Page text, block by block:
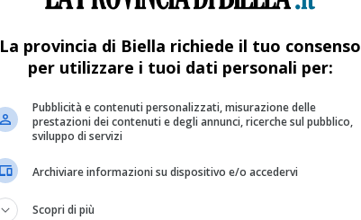
La provincia di Biella richiede il tuo consenso
per utilizzare i tuoi dati personali per:
Pubblicità e contenuti personalizzati, misurazione delle
prestazioni dei contenuti e degli annunci, ricerche sul pubblico,
sviluppo di servizi
Archiviare informazioni su dispositivo e/o accedervi
Scopri di più